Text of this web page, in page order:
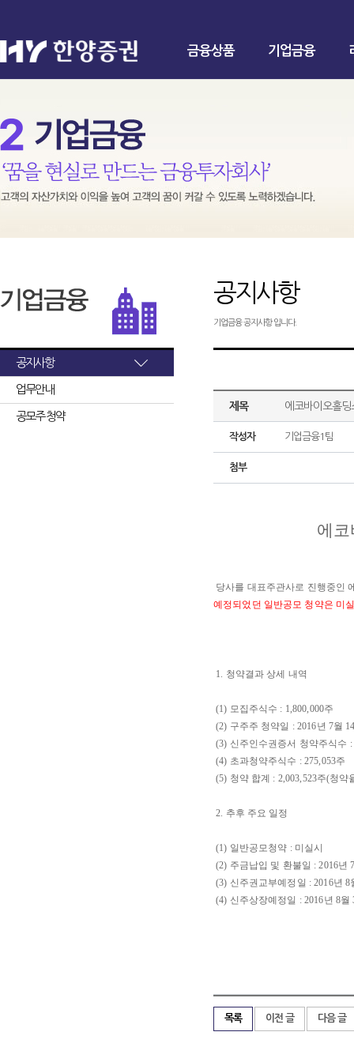
금융상품 기업금융
공지사항
업무안내
공모주 청약
공지사항
기업금융 공지사항 입니다.
제목 에코바이오홀
작성자 기업금융1팀
첨부
에
당사를 대표주관사로 진행중인
예정되었던 일반공모 청약은 미
1. 청약결과 상세 내역
(1) 모집주식수 : 1,800,000주
(2) 구주주 청약일 : 2016년 7월
(3) 신주인수권증서 청약주식수 :
(4) 초과청약주식수 : 275,053주
(5) 청약 합계 : 2,003,523주(청약
2. 추후 주요 일정
(1) 일반공모청약 : 미실시
(2) 주금납입 및 환불일 : 2016년
(3) 신주권교부예정일 : 2016년 8
(4) 신주상장예정일 : 2016년 8월
목록 이전 글 다음 글